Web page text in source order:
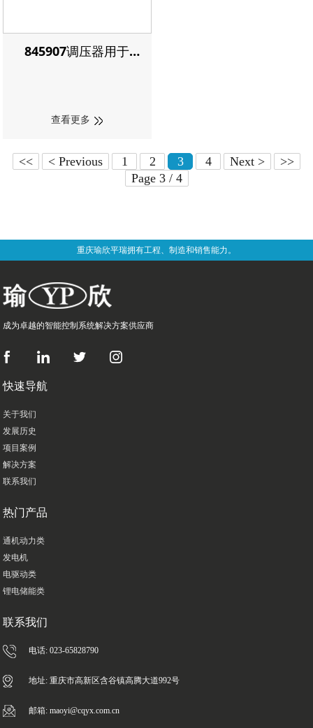
845907调压器用于
查看更多
<< < Previous 1 2 3 4 Next >
>>
Page 3 / 4
重庆瑜欣平瑞拥有工程、制造和销售能力。
成为卓越的智能控制系统解决方案供应商
快速导航
关于我们
发展历史
项目案例
解决方案
联系我们
热门产品
通机动力类
发电机
电驱动类
锂电储能类
联系我们
电话: 023-65828790
地址: 重庆市高新区含谷镇高腾大道992号
邮箱: maoyi@cqyx.com.cn